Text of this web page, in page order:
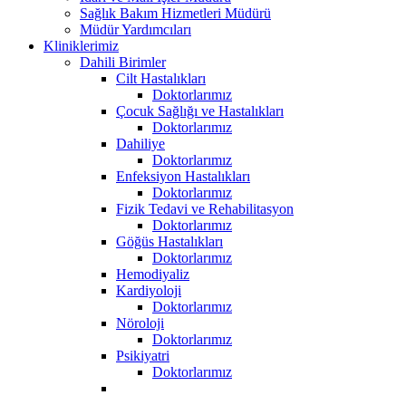
Sağlık Bakım Hizmetleri Müdürü
Müdür Yardımcıları
Kliniklerimiz
Dahili Birimler
Cilt Hastalıkları
Doktorlarımız
Çocuk Sağlığı ve Hastalıkları
Doktorlarımız
Dahiliye
Doktorlarımız
Enfeksiyon Hastalıkları
Doktorlarımız
Fizik Tedavi ve Rehabilitasyon
Doktorlarımız
Göğüs Hastalıkları
Doktorlarımız
Hemodiyaliz
Kardiyoloji
Doktorlarımız
Nöroloji
Doktorlarımız
Psikiyatri
Doktorlarımız